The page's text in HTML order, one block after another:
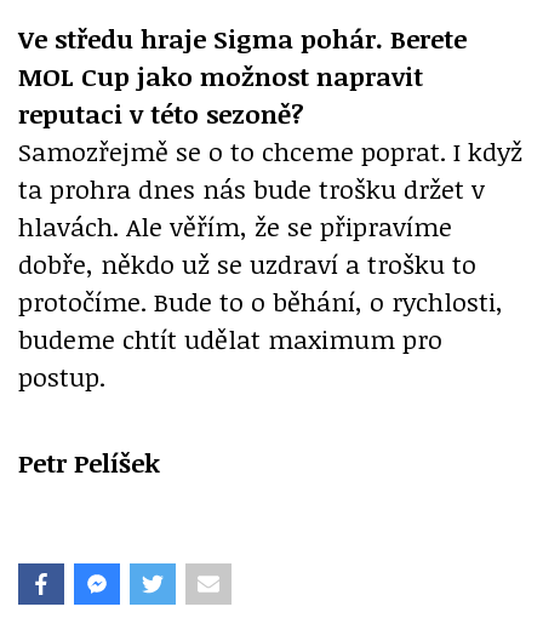
Ve středu hraje Sigma pohár. Berete
MOL Cup jako možnost napravit
reputaci v této sezoně?
Samozřejmě se o to chceme poprat. I když
ta prohra dnes nás bude trošku držet v
hlavách. Ale věřím, že se připravíme
dobře, někdo už se uzdraví a trošku to
protočíme. Bude to o běhání, o rychlosti,
budeme chtít udělat maximum pro
postup.
Petr Pelíšek